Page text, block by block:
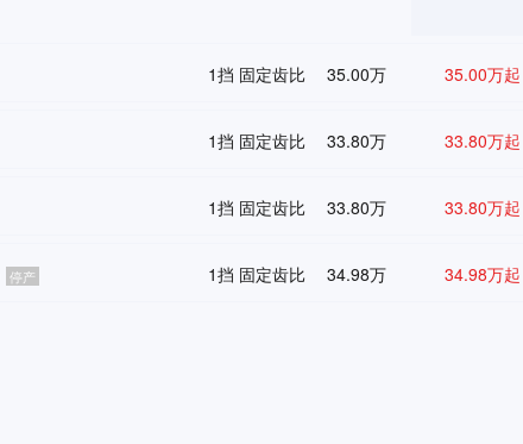
1挡 固定齿比 35.00万 35.00万起
1挡 固定齿比 33.80万 33.80万起
1挡 固定齿比 33.80万 33.80万起
停产 1挡 固定齿比 34.98万 34.98万起